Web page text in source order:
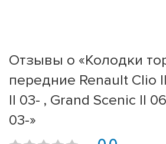
Отзывы о «Колодки
передние Renault Clio
II 03- , Grand Scenic II
03-»